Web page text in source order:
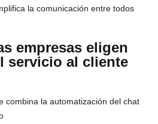
la comunicación entre todos
empresas eligen
servicio al cliente
combina la automatización del chat